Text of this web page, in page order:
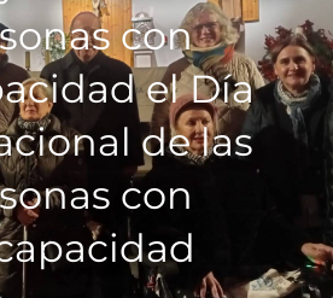
con
el Día
de las
con